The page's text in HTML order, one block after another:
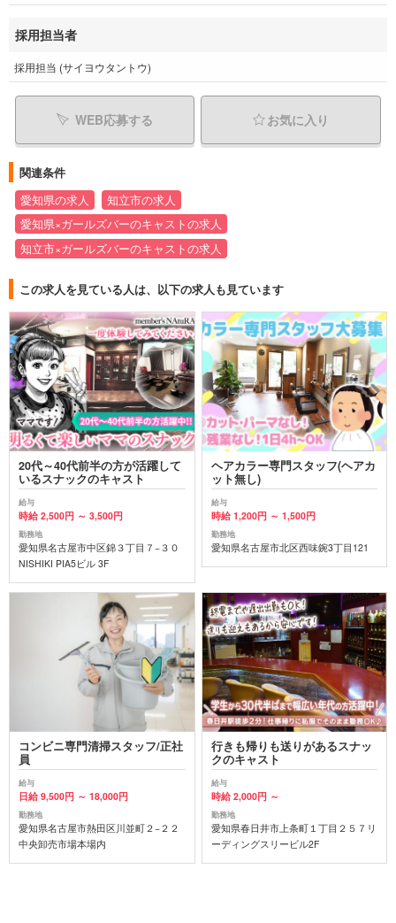
採用担当者
採用担当 (サイヨウタントウ)
WEB応募する お気に入り
関連条件
愛知県の求人
知立市の求人
愛知県×ガールズバーのキャストの求人
知立市×ガールズバーのキャストの求人
この求人を見ている人は、以下の求人も見ています
20代～40代前半の方が活躍して
いるスナックのキャスト
給与
時給 2,500円 ～ 3,500円
勤務地
愛知県名古屋市中区錦３丁目７−３０
NISHIKI PIA5ビル 3F
ヘアカラー専門スタッフ(ヘアカ
ット無し)
給与
時給 1,200円 ～ 1,500円
勤務地
愛知県名古屋市北区西味鋺3丁目121
コンビニ専門清掃スタッフ/正社
員
給与
日給 9,500円 ～ 18,000円
勤務地
愛知県名古屋市熱田区川並町２−２２
中央卸売市場本場内
行きも帰りも送りがあるスナッ
クのキャスト
給与
時給 2,000円 ～
勤務地
愛知県春日井市上条町１丁目２５７リ
ーディングスリービル2F